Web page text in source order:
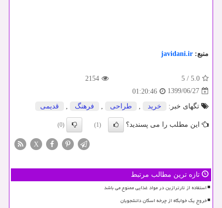
منبع: javidani.ir
5.0
/
5
2154
1399/06/27
01:20:46
تگهای خبر:
خرید , طراحی , فرهنگ , قدیمی
این مطلب را می پسندید؟ (1)
(0)
X
تازه ترین مطالب مرتبط
استفاده از تارترازین در مواد غذایی ممنوع می باشد
خروج یک خوابگاه از چرخه اسکان دانشجویان